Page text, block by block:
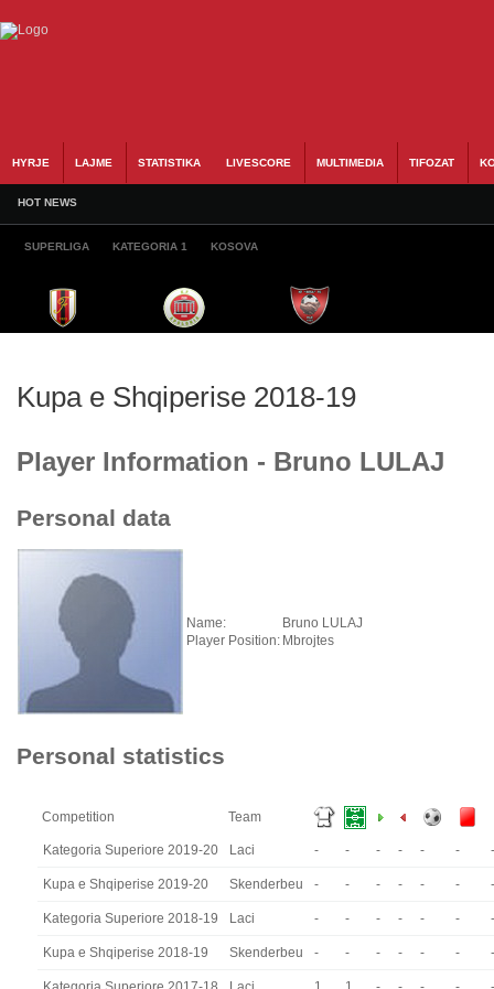
HYRJE LAJME STATISTIKA LIVESCORE MULTIMEDIA TIFOZAT
HOT NEWS
SUPERLIGA KATEGORIA 1 KOSOVA
Kupa e Shqiperise 2018-19
Player Information - Bruno LULAJ
Personal data
Name:
Bruno LULAJ
Player Position: Mbrojtes
Personal statistics
Competition Team
Kategoria Superiore 2019-20 Laci - - - - - - -
Kupa e Shqiperise 2019-20 Skenderbeu - - - - - - -
Kategoria Superiore 2018-19 Laci - - - - - - -
Kupa e Shqiperise 2018-19 Skenderbeu - - - - - - -